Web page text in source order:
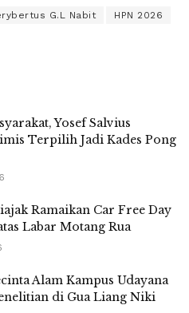
G.L Nabit HPN 2026
Yosef Salvius
Terpilih Jadi Kades Pong
Ramaikan Car Free Day
Labar Motang Rua
Alam Kampus Udayana
di Gua Liang Niki